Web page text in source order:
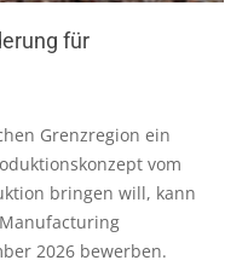
für
Grenzregion ein
vom
bringen will, kann
2026 bewerben.